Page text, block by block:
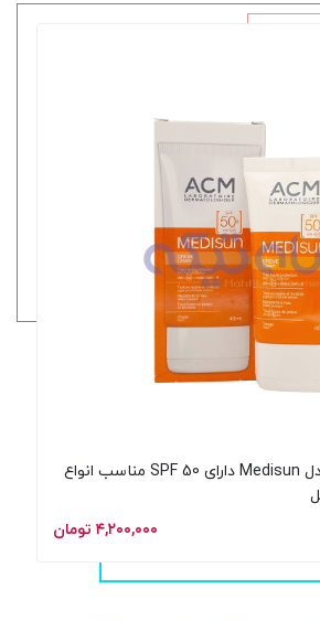
ضد آفتاب ACM مدل Medisun دارای SPF 50 مناسب انواع
۴,۲۰۰,۰۰۰ تومان